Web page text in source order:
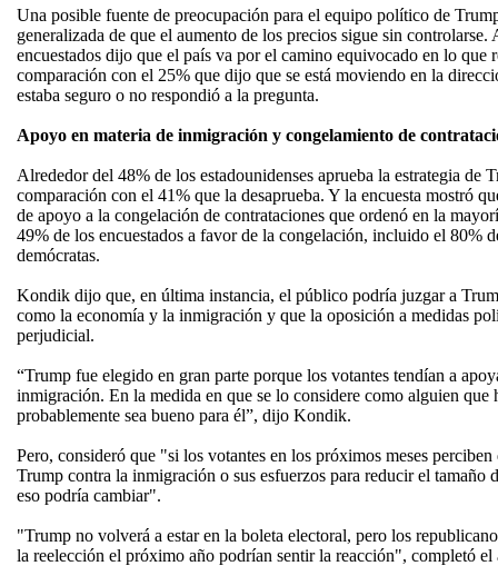
Una posible fuente de preocupación para el equipo político de
generalizada de que el aumento de los precios sigue sin
encuestados dijo que el país va por el camino equivocado en lo que
comparación con el 25% que dijo que se está moviendo en la
estaba seguro o no respondió a la pregunta.
Apoyo en materia de inmigración y congelamiento de
Alrededor del 48% de los estadounidenses aprueba la estrategia de
comparación con el 41% que la desaprueba. Y la encuesta mostró
de apoyo a la congelación de contrataciones que ordenó en la
49% de los encuestados a favor de la congelación, incluido el 80%
demócratas.
Kondik dijo que, en última instancia, el público podría juzgar a
como la economía y la inmigración y que la oposición a medidas
perjudicial.
“Trump fue elegido en gran parte porque los votantes tendían a
inmigración. En la medida en que se lo considere como alguien que
probablemente sea bueno para él”, dijo Kondik.
Pero, consideró que "si los votantes en los próximos meses perciben
Trump contra la inmigración o sus esfuerzos para reducir el tamaño
eso podría cambiar".
"Trump no volverá a estar en la boleta electoral, pero los
la reelección el próximo año podrían sentir la reacción", completó